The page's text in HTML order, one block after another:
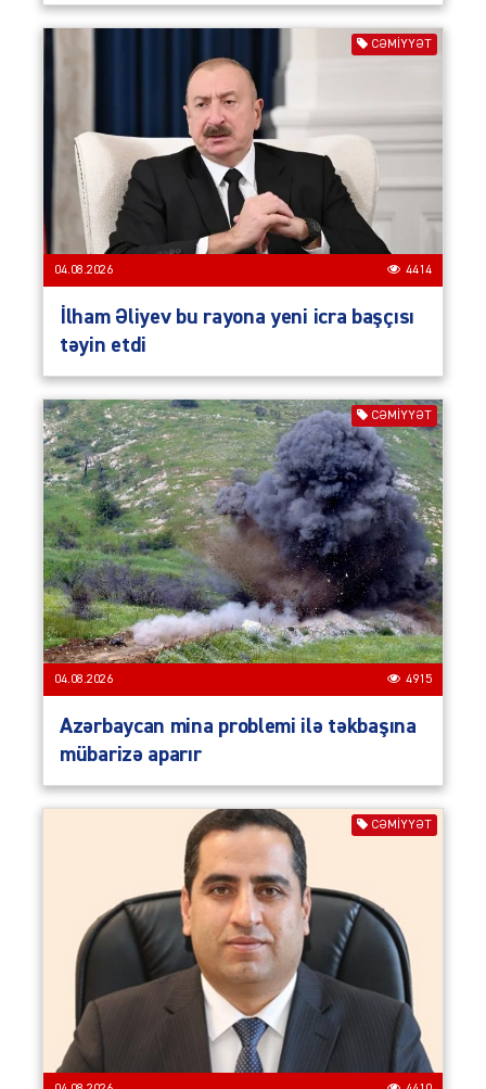
CƏMIYYƏT
04.08.2026 4414
İlham Əliyev bu rayona yeni icra başçısı
təyin etdi
CƏMIYYƏT
04.08.2026 4915
Azərbaycan mina problemi ilə təkbaşına
mübarizə aparır
CƏMIYYƏT